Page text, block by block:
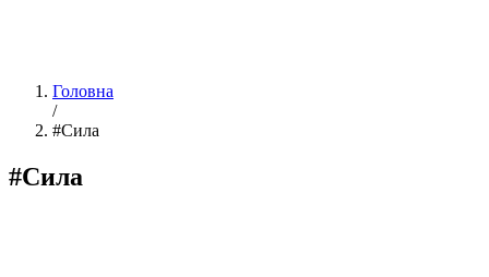
Головна
/
#Сила
#Сила